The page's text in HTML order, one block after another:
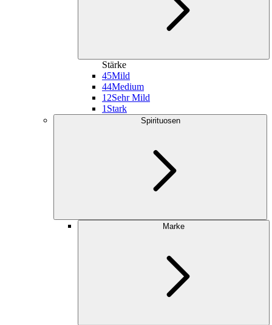
Stärke
45Mild
44Medium
12Sehr Mild
1 Stark
Spirituosen
Marke